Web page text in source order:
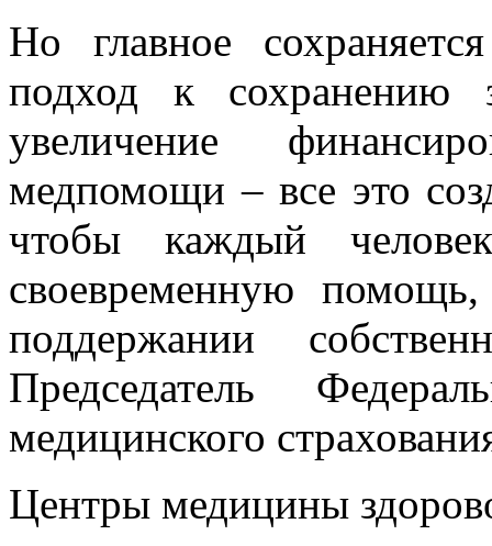
Но главное
подход к сохранению
увеличение
медпомощи – все это
чтобы каждый
своевременную
поддержании
Председатель
медицинского
Центры медицины